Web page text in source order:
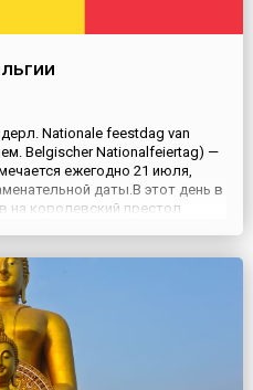
Nationale feestdag van
Belgischer Nationalfeiertag) —
ежегодно 21 июля,
даты.В этот день в
на королевский престол